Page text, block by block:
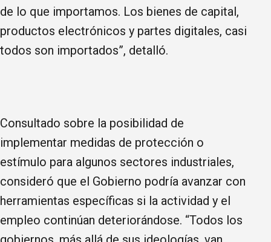
de lo que importamos. Los bienes de capital,
productos electrónicos y partes digitales, casi
todos son importados”, detalló.
Consultado sobre la posibilidad de
implementar medidas de protección o
estímulo para algunos sectores industriales,
consideró que el Gobierno podría avanzar con
herramientas específicas si la actividad y el
empleo continúan deteriorándose. “Todos los